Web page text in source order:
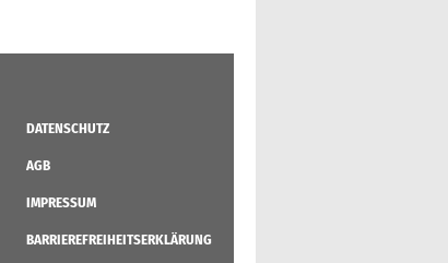
DATENSCHUTZ
AGB
IMPRESSUM
BARRIEREFREIHEITSERKLÄRUNG